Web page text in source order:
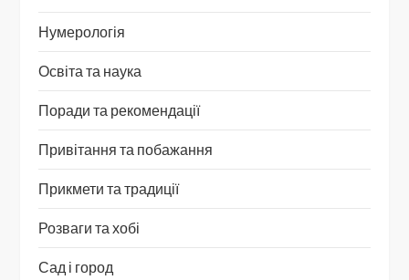
Нумерологія
Освіта та наука
Поради та рекомендації
Привітання та побажання
Прикмети та традиції
Розваги та хобі
Сад і город